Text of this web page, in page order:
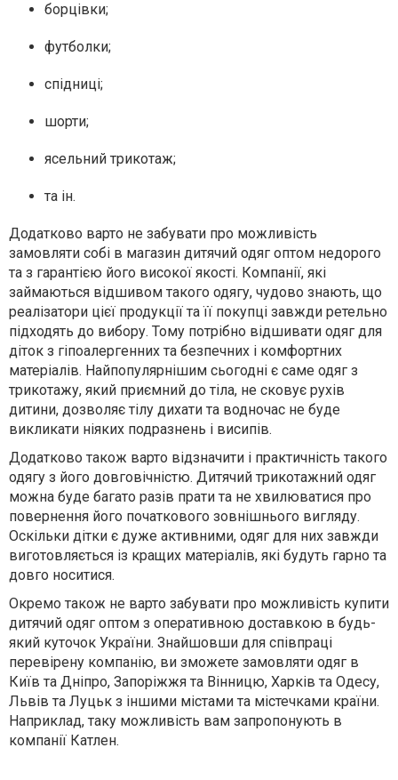
борцівки;
футболки;
спідниці;
шорти;
ясельний трикотаж;
та ін.
Додатково варто не забувати про можливість
замовляти собі в магазин дитячий одяг оптом недорого
та з гарантією його високої якості. Компанії, які
займаються відшивом такого одягу, чудово знають, що
реалізатори цієї продукції та її покупці завжди ретельно
підходять до вибору. Тому потрібно відшивати одяг для
діток з гіпоалергенних та безпечних і комфортних
матеріалів. Найпопулярнішим сьогодні є саме одяг з
трикотажу, який приємний до тіла, не сковує рухів
дитини, дозволяє тілу дихати та водночас не буде
викликати ніяких подразнень і висипів.
Додатково також варто відзначити і практичність такого
одягу з його довговічністю. Дитячий трикотажний одяг
можна буде багато разів прати та не хвилюватися про
повернення його початкового зовнішнього вигляду.
Оскільки дітки є дуже активними, одяг для них завжди
виготовляється із кращих матеріалів, які будуть гарно та
довго носитися.
Окремо також не варто забувати про можливість купити
дитячий одяг оптом з оперативною доставкою в будь-
який куточок України. Знайшовши для співпраці
перевірену компанію, ви зможете замовляти одяг в
Київ та Дніпро, Запоріжжя та Вінницю, Харків та Одесу,
Львів та Луцьк з іншими містами та містечками країни.
Наприклад, таку можливість вам запропонують в
компанії Катлен.